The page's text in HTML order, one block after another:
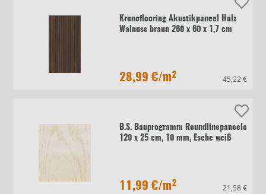
Kronoflooring Akustikpaneel Holz
Walnuss braun 260 x 60 x 1,7 cm
28,99 €/m² 45,22 €
B.S. Bauprogramm Roundlinepaneele
120 x 25 cm, 10 mm, Esche weiß
11,99 €/m² 21,58 €